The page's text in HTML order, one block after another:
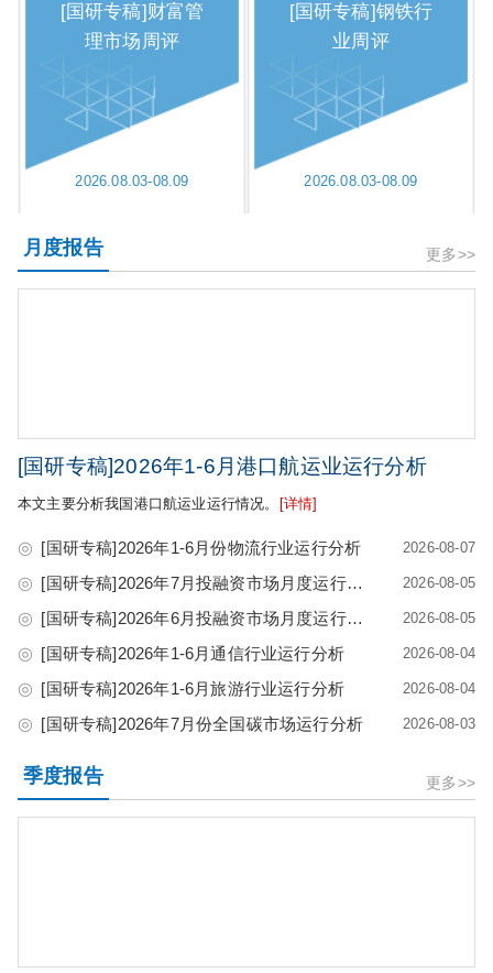
[国研专稿]财富管
理市场周评
2026.08.03-08.09
[国研专稿]钢铁行
业周评
2026.08.03-08.09
月度报告 更多>>
[国研专稿]2026年1-6月港口航运业运行分析
本文主要分析我国港口航运业运行情况。 [详情]
◎ [国研专稿]2026年1-6月份物流行业运行分析 2026-08-07
◎ [国研专稿]2026年7月投融资市场月度运行分析 2026-08-05
◎ [国研专稿]2026年6月投融资市场月度运行分析 2026-08-05
◎ [国研专稿]2026年1-6月通信行业运行分析 2026-08-04
◎ [国研专稿]2026年1-6月旅游行业运行分析 2026-08-04
◎ [国研专稿]2026年7月份全国碳市场运行分析 2026-08-03
季度报告 更多>>